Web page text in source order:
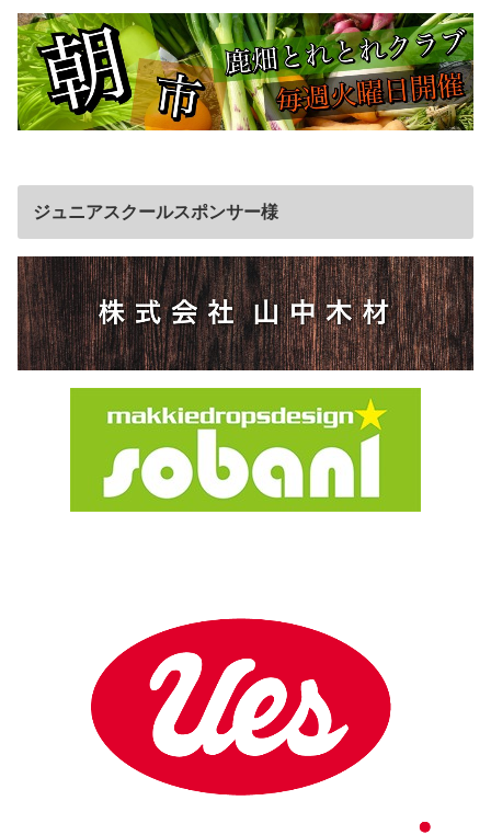
ジュニアスクールスポンサー様